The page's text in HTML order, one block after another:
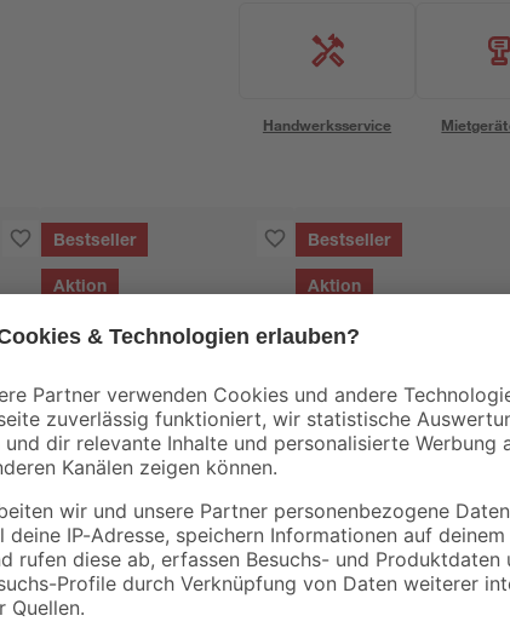
Handwerksservice
Bestseller
Aktion
Auflagedeckel für
Kunststoffbehälter
grau 60 x 40 cm
6,99 €
Bestseller
Aktion
Kunststoffbehälter
geschlossen grau 60
x 40 x 22 cm
13,99